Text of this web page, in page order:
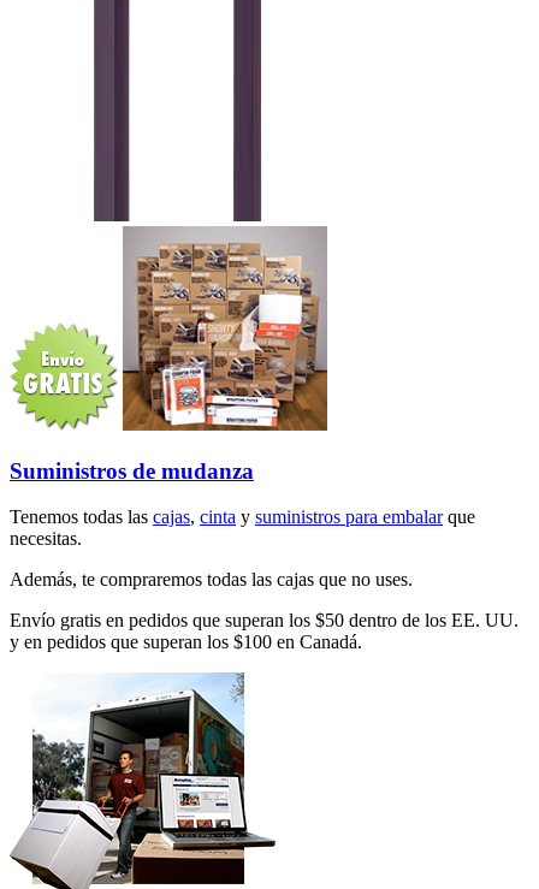
Suministros de mudanza
Tenemos todas las cajas, cinta y suministros para embalarque
necesitas.
Además, te compraremos todas las cajas que no uses.
Envío gratis en pedidos que superan los $50 dentro de los EE. UU.
y en pedidos que superan los $100 en Canadá.